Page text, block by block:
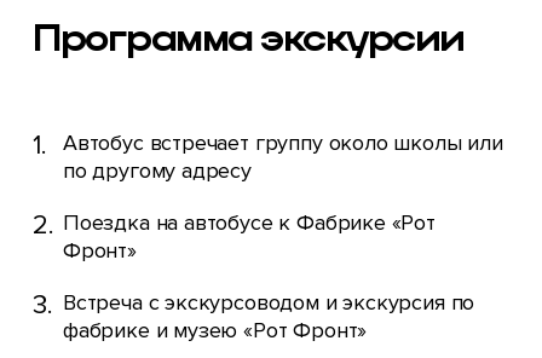
Программа экскурсии
Автобус встречает группу около школы или
по другому адресу
Поездка на автобусе к Фабрике «Рот
Фронт»
Встреча с экскурсоводом и экскурсия по
фабрике и музею «Рот Фронт»